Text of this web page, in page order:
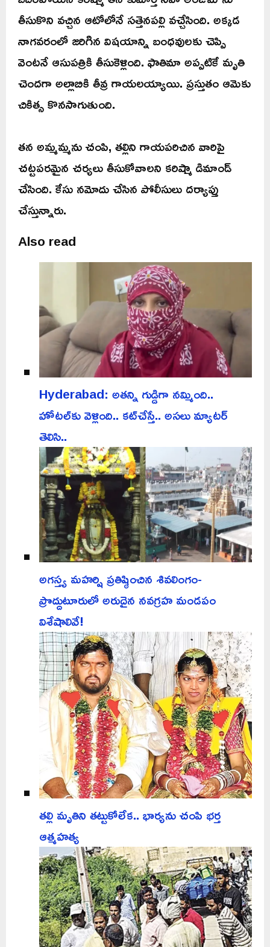
తీసుకొని వచ్చిన ఆటోలోనే సత్తెనపల్లి వచ్చేసింది. అక్కడ
నాగవరంలో జరిగిన విషయాన్ని బంధవులకు చెప్పి
వెంటనే ఆసుపత్రికి తీసుకెళ్లింది. ఫాతిమా అప్పటికే మృతి
చెందగా అల్లాబికి తీవ్ర గాయలయ్యాయి. ప్రస్తుతం ఆమెకు
చికిత్స కొనసాగుతుంది.
తన అమ్మమ్మను చంపి, తల్లిని గాయపరిచిన వారిపై
చట్టపరమైన చర్యలు తీసుకోవాలని కరిష్మా డిమాండ్
చేసింది. కేసు నమోదు చేసిన పోలీసులు దర్యాప్తు
చేస్తున్నారు.
Also read
Hyderabad: అతన్ని గుడ్డిగా నమ్మింది..
హోటల్‌కు వెళ్లింది.. కట్‌చేస్తే.. అసలు మ్యాటర్
తెలిసి..
అగస్త్య మహర్షి ప్రతిష్ఠించిన శివలింగం-
ప్రొద్దుటూరులో అరుదైన నవగ్రహ మండపం
విశేషాలివే!
తల్లి మృతిని తట్టుకోలేక.. భార్యను చంపి భర్త
ఆత్మహత్య